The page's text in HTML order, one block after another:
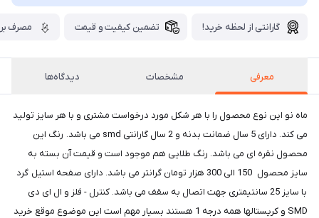
گارانتی از لحظه خرید! تضمین کیفیت و قیمت مصرف
معرفی مشخصات دیدگاه‌ها
ماه نو این نوع محصول را با هر شکل مورد درخواست مشتری و با هر سایز تولید
می کند. دارای 5 سال ضمانت بدنه و 2 سال گارانتی smd می باشد. رنگ این
محصول نقره ای می باشد. رنگ طلایی هم موجود است و قیمت آن بسته به
سایز محصول 150 الی 300 هزار تومان گرانتر می باشد. دارای صفحه استیل گرد
با سایز 25 سانتیمتری جهت اتصال به سقف می باشد. کنترل - فلز و ال ای دی
SMD و کریستالها همه درجه 1 هستند بسیار مهم است این موضوع موقع خرید